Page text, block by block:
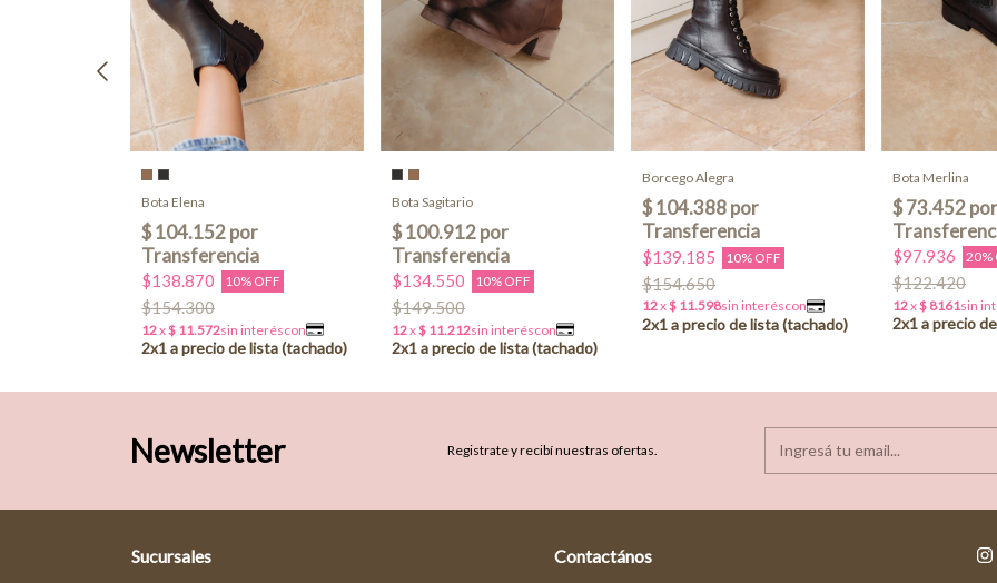
Bota Elena
$138.870 10% OFF
$154.300
Bota Sagitario
$134.550 10% OFF
$149.500
Borcego Alegra
$139.185 10% OFF
$154.650
Bota Merlina
$97.936 20%
$122.420
Newsletter Registrate y recibí nuestras ofertas.
Sucursales Contactános